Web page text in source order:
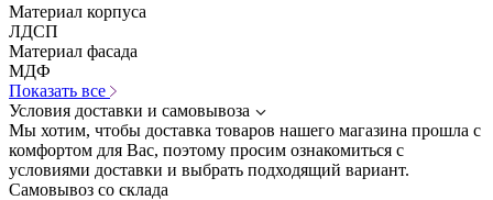
Материал корпуса
ЛДСП
Материал фасада
МДФ
Показать все
Условия доставки и самовывоза
Мы хотим, чтобы доставка товаров нашего магазина прошла с
комфортом для Вас, поэтому просим ознакомиться с
условиями доставки и выбрать подходящий вариант.
Самовывоз со склада